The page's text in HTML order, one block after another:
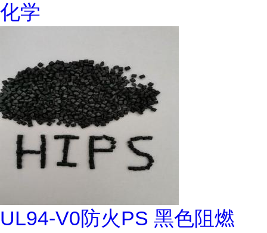
化学
UL94-V0防火PS 黑色阻燃